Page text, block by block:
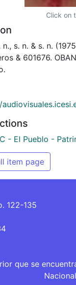
Click on
n., s. n. & s. n.
& 601676.
- El Pueblo -
item page
122-135
que se